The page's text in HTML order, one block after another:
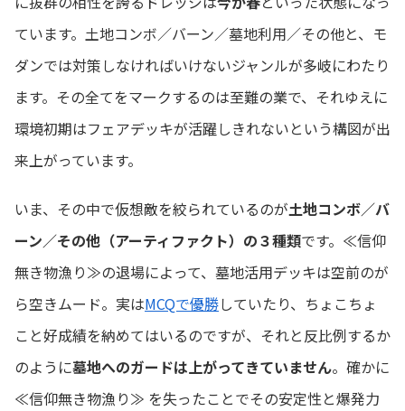
ています。土地コンボ／バーン／墓地利用／その他と、モ
ダンでは対策しなければいけないジャンルが多岐にわたり
ます。その全てをマークするのは至難の業で、それゆえに
環境初期はフェアデッキが活躍しきれないという構図が出
来上がっています。
いま、その中で仮想敵を絞られているのが土地コンボ／バ
ーン／その他（アーティファクト）の３種類です。≪信仰
無き物漁り≫の退場によって、墓地活用デッキは空前のが
ら空きムード。実はMCQで優勝していたり、ちょこちょ
こと好成績を納めてはいるのですが、それと反比例するか
のように墓地へのガードは上がってきていません。確かに
≪信仰無き物漁り≫ を失ったことでその安定性と爆発力